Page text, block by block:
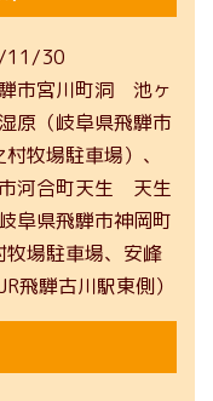
11/30
市宮川町洞 池ヶ
原（岐阜県飛騨市
牧場駐車場）、
河合町天生 天生
阜県飛騨市神岡町
場駐車場、安峰
飛騨古川駅東側）